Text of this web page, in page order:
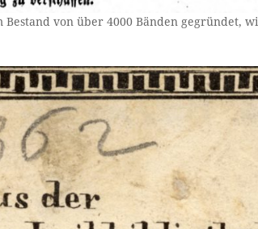
von über 4000 Bänden gegründet,